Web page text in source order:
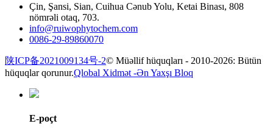
Çin, Şansi, Sian, Cuihua Cənub Yolu, Ketai Binası, 808
nömrəli otaq, 703.
info@ruiwophytochem.com
0086-29-89860070
陕ICP备2021009134号-2© Müəllif hüquqları - 2010-2026: Bütün
hüquqlar qorunur.Qlobal Xidmət -Ən Yaxşı Bloq
E-poçt